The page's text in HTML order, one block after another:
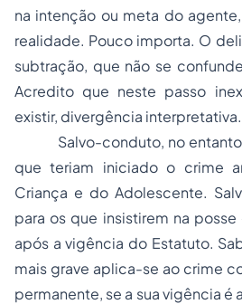
na intenção ou meta do
realidade. Pouco importa. O
subtração, que não se
Acredito que neste passo
existir, divergência interpretativa.
Salvo-conduto, no entanto,
que teriam iniciado o crime
Criança e do Adolescente.
para os que insistirem na
após a vigência do Estatuto.
mais grave aplica-se ao crime
permanente, se a sua vigência é